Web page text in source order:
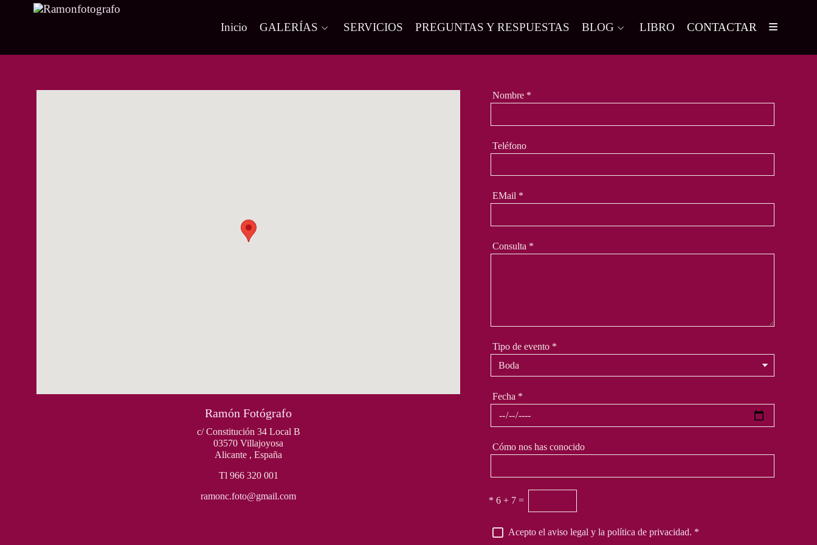
Inicio GALERÍAS SERVICIOS PREGUNTAS Y RESPUESTAS BLOG LIBRO CONTACTAR
Nombre *
Teléfono
EMail *
Consulta *
Tipo de evento *
Fecha *
Cómo nos has conocido
* 6 + 7 =
Acepto el aviso legal y la política de privacidad. *
Ramón Fotógrafo
c/ Constitución 34 Local B
03570 Villajoyosa
Alicante ,España
Tl 966 320 001
ramonc.foto@gmail.com